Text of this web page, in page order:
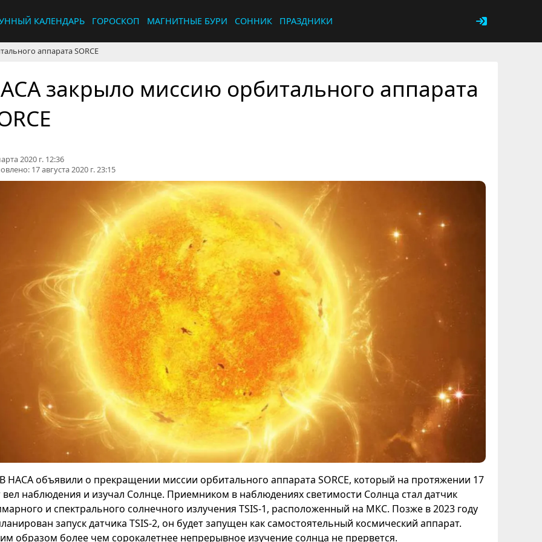
КАЛЕНДАРЬ ГОРОСКОП МАГНИТНЫЕ БУРИ СОННИК ПРАЗДНИКИ
аппарата SORCE
закрыло миссию орбитального аппарата
2020 г. 12:36
17 августа 2020 г. 23:15
В НАСА объявили о прекращении миссии орбитального аппарата SORCE, который на протяжении 17
вел наблюдения и изучал Солнце. Приемником в наблюдениях светимости Солнца стал датчик
и спектрального солнечного излучения TSIS-1, расположенный на МКС. Позже в 2023 году
запуск датчика TSIS-2, он будет запущен как самостоятельный космический аппарат.
образом более чем сорокалетнее непрерывное изучение солнца не прервется.